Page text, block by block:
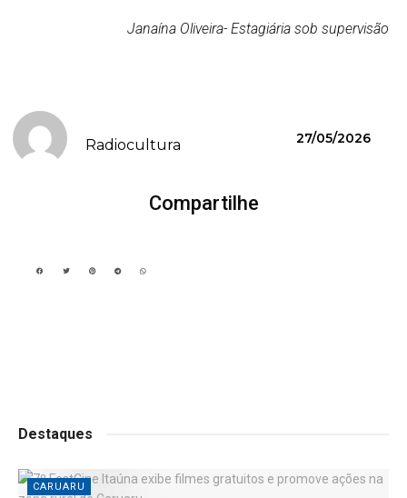
Janaína Oliveira- Estagiária sob supervisão
Radiocultura 27/05/2026
Compartilhe
Destaques
CARUARU